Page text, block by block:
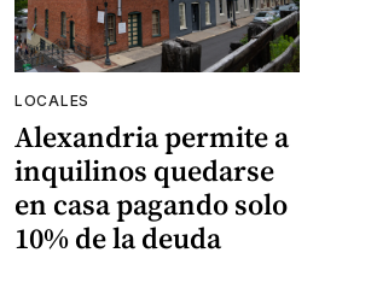
LOCALES
Alexandria permite a
inquilinos quedarse
en casa pagando solo
10% de la deuda